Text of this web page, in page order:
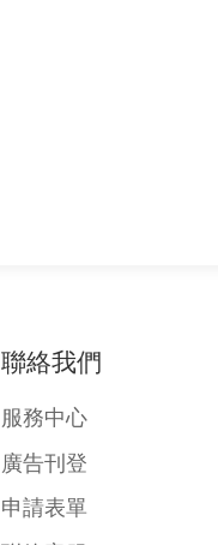
聯絡我們
服務中心
廣告刊登
申請表單